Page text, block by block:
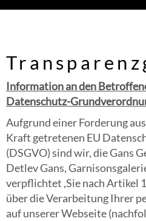
Information an den
Datenschutz-
Aufgrund einer Forderung
Kraft getretenen EU
(DSGVO) sind wir, die Gans
Detlev Gans,
verpflichtet ,Sie nach Artikel
über die Verarbeitung Ihrer
auf unserer Webseite